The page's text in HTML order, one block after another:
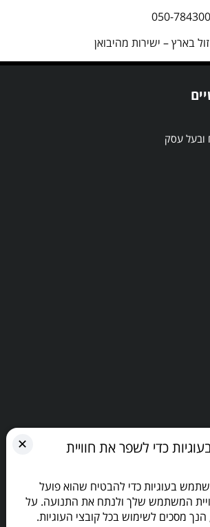
בארץ – ישירות מהיבואן
ובעל עסק
✕
כדי לשפר את חוויית
בעוגיות כדי להבטיח שהוא פועל
המשתמש שלך ולנתח את התנועה. על
מסכים לשימוש בכל קובצי העוגיות.